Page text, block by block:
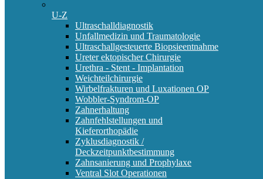
U-Z
Ultraschalldiagnostik
Unfallmedizin und Traumatologie
Ultraschallgesteuerte Biopsieentnahme
Ureter ektopischer Chirurgie
Urethra - Stent - Implantation
Weichteilchirurgie
Wirbelfrakturen und Luxationen OP
Wobbler-Syndrom-OP
Zahnerhaltung
Zahnfehlstellungen und
Kieferorthopädie
Zyklusdiagnostik /
Deckzeitpunktbestimmung
Zahnsanierung und Prophylaxe
Ventral Slot Operationen